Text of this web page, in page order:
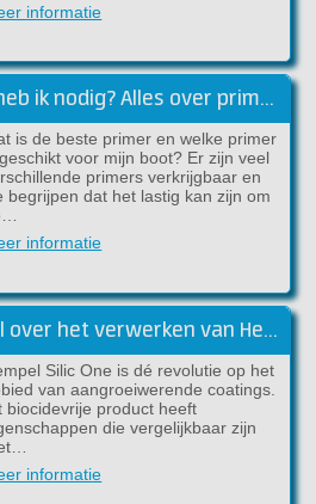
informatie
Welke bootprimer heb ik nodig? Alles over primers!
is de beste primer en welke primer
voor mijn boot? Er zijn veel
primers verkrijgbaar en
begrijpen dat het lastig kan zijn om
informatie
Handleiding Hempel over het verwerken van Hempel Silic One
Silic One is dé revolutie op het
van aangroeiwerende coatings.
biocidevrije product heeft
die vergelijkbaar zijn
informatie